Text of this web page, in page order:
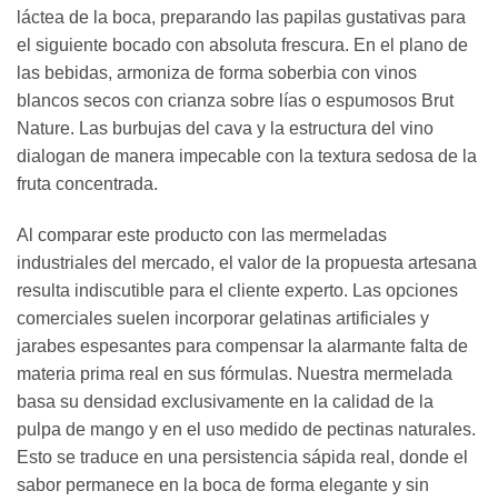
láctea de la boca, preparando las papilas gustativas para
el siguiente bocado con absoluta frescura. En el plano de
las bebidas, armoniza de forma soberbia con vinos
blancos secos con crianza sobre lías o espumosos Brut
Nature. Las burbujas del cava y la estructura del vino
dialogan de manera impecable con la textura sedosa de la
fruta concentrada.
Al comparar este producto con las mermeladas
industriales del mercado, el valor de la propuesta artesana
resulta indiscutible para el cliente experto. Las opciones
comerciales suelen incorporar gelatinas artificiales y
jarabes espesantes para compensar la alarmante falta de
materia prima real en sus fórmulas. Nuestra mermelada
basa su densidad exclusivamente en la calidad de la
pulpa de mango y en el uso medido de pectinas naturales.
Esto se traduce en una persistencia sápida real, donde el
sabor permanece en la boca de forma elegante y sin